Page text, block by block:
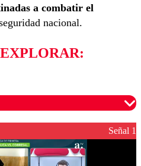
a combatir el
nacional.
para garantizar un
Señal 1